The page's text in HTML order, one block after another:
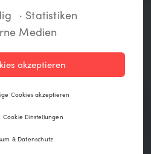
· Statistiken
Medien
akzeptieren
Cookies akzeptieren
Cookie Einstellungen
& Datenschutz